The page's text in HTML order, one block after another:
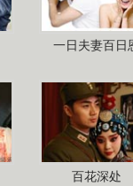
一日夫妻百日
百花深处